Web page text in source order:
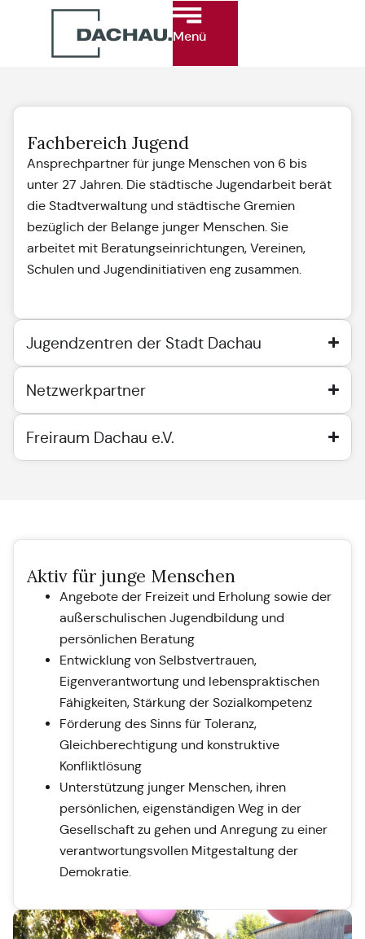
Menü
Fachbereich Jugend
Ansprechpartner für junge Menschen von 6 bis
unter 27 Jahren. Die städtische Jugendarbeit berät
die Stadtverwaltung und städtische Gremien
bezüglich der Belange junger Menschen. Sie
arbeitet mit Beratungseinrichtungen, Vereinen,
Schulen und Jugendinitiativen eng zusammen.
Jugendzentren der Stadt Dachau
Netzwerkpartner
Freiraum Dachau e.V.
Aktiv für junge Menschen
Angebote der Freizeit und Erholung sowie der
außerschulischen Jugendbildung und
persönlichen Beratung
Entwicklung von Selbstvertrauen,
Eigenverantwortung und lebenspraktischen
Fähigkeiten, Stärkung der Sozialkompetenz
Förderung des Sinns für Toleranz,
Gleichberechtigung und konstruktive
Konfliktlösung
Unterstützung junger Menschen, ihren
persönlichen, eigenständigen Weg in der
Gesellschaft zu gehen und Anregung zu einer
verantwortungsvollen Mitgestaltung der
Demokratie.